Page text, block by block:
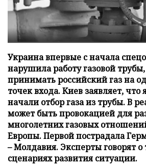
Украина впервые с начала
нарушила работу газовой
принимать российский газ на
точек входа. Киев заявляет,
начали отбор газа из трубы. В
может быть провокацией для
многолетних газовых
Европы. Первой пострадала
– Молдавия. Эксперты говорят
сценариях развития ситуации.